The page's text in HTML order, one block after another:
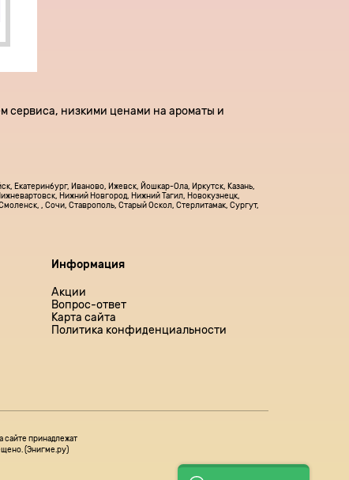
сервиса, низкими ценами на ароматы и
Екатеринбург, Иваново, Ижевск, Йошкар-Ола, Иркутск, Казань,
Нижний Новгород, Нижний Тагил, Новокузнецк,
, Сочи, Ставрополь, Старый Оскол, Стерлитамак, Сургут,
Информация
Акции
Вопрос-ответ
Карта сайта
Политика конфиденциальности
сайте принадлежат
(Энигме.ру)